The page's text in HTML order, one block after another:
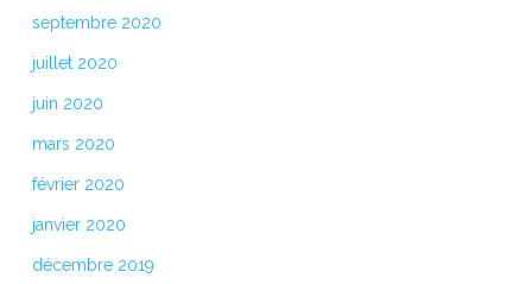
septembre 2020
juillet 2020
juin 2020
mars 2020
février 2020
janvier 2020
décembre 2019